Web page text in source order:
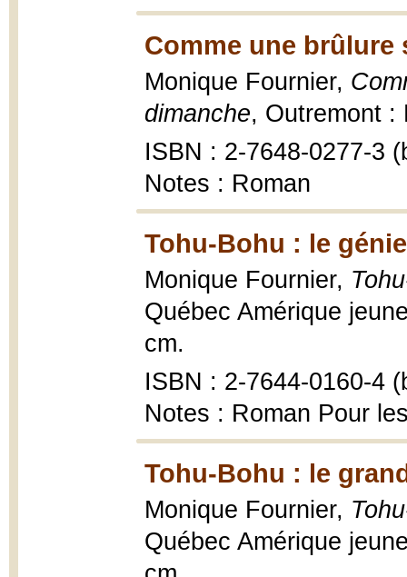
Comme une brûlure
Monique Fournier,
dimanche, Outremont :
ISBN : 2-7648-0277-3
Notes : Roman
Tohu-Bohu : le
Monique Fournier,
Québec Amérique
cm.
ISBN : 2-7644-0160-4
Notes : Roman Pour
Tohu-Bohu : le
Monique Fournier,
Québec Amérique